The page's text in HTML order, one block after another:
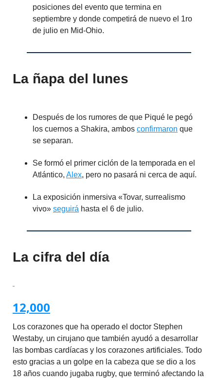
posiciones del evento que termina en
septiembre y donde competirá de nuevo el 1ro
de julio en Mid-Ohio.
La ñapa del lunes
Después de los rumores de que Piqué le pegó
los cuernos a Shakira, ambos confirmaron que
se separan.
Se formó el primer ciclón de la temporada en el
Atlántico, Alex, pero no pasará ni cerca de aquí.
La exposición inmersiva «Tovar, surrealismo
vivo» seguirá hasta el 6 de julio.
La cifra del día
12,000
Los corazones que ha operado el doctor Stephen
Westaby, un cirujano que también ayudó a desarrollar
las bombas cardíacas y los corazones artificiales. Todo
esto gracias a un golpe en la cabeza que se dio a los
18 años cuando jugaba rugby, que terminó afectando la